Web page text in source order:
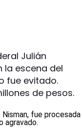
Julián
la escena del
fue evitado.
de pesos.